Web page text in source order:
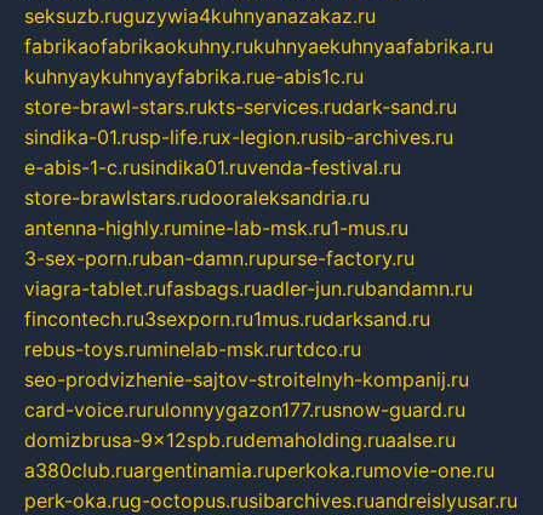
seksuzb.ruguzywia4kuhnyanazakaz.ru
fabrikaofabrikaokuhny.rukuhnyaekuhnyaafabrika.ru
kuhnyaykuhnyayfabrika.rue-abis1c.ru
store-brawl-stars.rukts-services.rudark-sand.ru
sindika-01.rusp-life.rux-legion.rusib-archives.ru
e-abis-1-c.rusindika01.ruvenda-festival.ru
store-brawlstars.rudooraleksandria.ru
antenna-highly.rumine-lab-msk.ru1-mus.ru
3-sex-porn.ruban-damn.rupurse-factory.ru
viagra-tablet.rufasbags.ruadler-jun.rubandamn.ru
fincontech.ru3sexporn.ru1mus.rudarksand.ru
rebus-toys.ruminelab-msk.rurtdco.ru
seo-prodvizhenie-sajtov-stroitelnyh-kompanij.ru
card-voice.rurulonnyygazon177.rusnow-guard.ru
domizbrusa-9x12spb.rudemaholding.ruaalse.ru
a380club.ruargentinamia.ruperkoka.rumovie-one.ru
perk-oka.rug-octopus.rusibarchives.ruandreislyusar.ru